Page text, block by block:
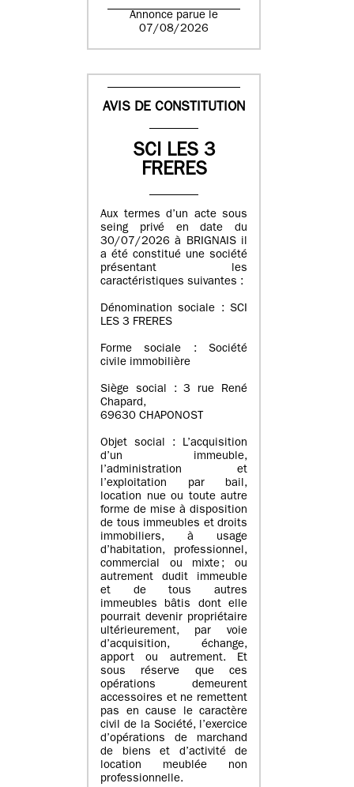
Annonce parue le
07/08/2026
AVIS DE CONSTITUTION
SCI LES 3
FRERES
Aux termes d’un acte sous
seing privé en date du
30/07/2026 à BRIGNAIS il
a été constitué une société
présentant les
caractéristiques suivantes :
Dénomination sociale : SCI
LES 3 FRERES
Forme sociale : Société
civile immobilière
Siège social : 3 rue René
Chapard,
69630 CHAPONOST
Objet social : L’acquisition
d’un immeuble,
l’administration et
l’exploitation par bail,
location nue ou toute autre
forme de mise à disposition
de tous immeubles et droits
immobiliers, à usage
d’habitation, professionnel,
commercial ou mixte ; ou
autrement dudit immeuble
et de tous autres
immeubles bâtis dont elle
pourrait devenir propriétaire
ultérieurement, par voie
d’acquisition, échange,
apport ou autrement. Et
sous réserve que ces
opérations demeurent
accessoires et ne remettent
pas en cause le caractère
civil de la Société, l’exercice
d’opérations de marchand
de biens et d’activité de
location meublée non
professionnelle.